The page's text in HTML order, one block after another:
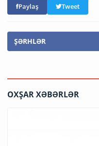
Paylaş Tweet
ŞƏRHLƏR
OXŞAR XƏBƏRLƏR